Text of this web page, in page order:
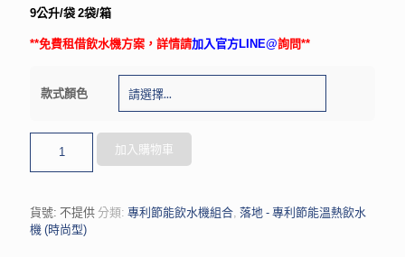
9公升/袋 2袋/箱
**免費租借飲水機方案，詳情請加入官方LINE@詢問**
款式顏色
加入購物車
貨號: 不提供 分類: 專利節能飲水機組合 落地 - 專利節能溫熱飲水
機 (時尚型)